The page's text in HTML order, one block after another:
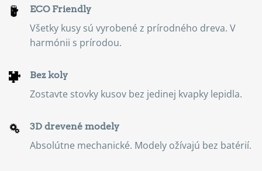
ECO Friendly
Všetky kusy sú vyrobené z prírodného dreva. V
harmónii s prírodou.
Bez koly
Zostavte stovky kusov bez jedinej kvapky lepidla.
3D drevené modely
Absolútne mechanické. Modely ožívajú bez batérií.